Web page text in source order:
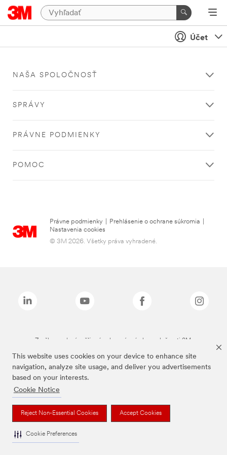
This website uses cookies on your device to enhance site
navigation, analyze site usage, and deliver you advertisements
based on your interests.
Cookie Notice
Reject Non-Essential Cookies Accept Cookies
Cookie Preferences
Účet
NAŠA SPOLOČNOSŤ
SPRÁVY
PRÁVNE PODMIENKY
POMOC
Právne podmienky Prehlásenie o ochrane súkromia
Nastavenia cookies
© 3M 2026. Všetky práva vyhradené.
Značky uvedené vyššie sú ochranné známky spoločnosti 3M.